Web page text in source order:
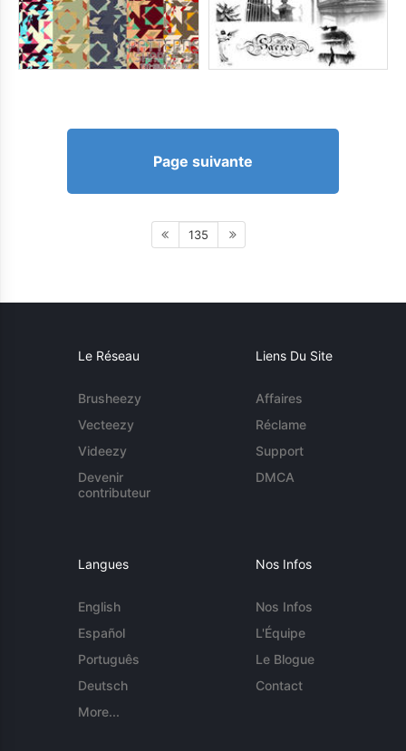
Page suivante
135
Le Réseau
Brusheezy
Vecteezy
Videezy
Devenir
contributeur
Liens Du Site
Affaires
Réclame
Support
DMCA
Langues
English
Español
Português
Deutsch
More...
Nos Infos
Nos Infos
L'Équipe
Le Blogue
Contact